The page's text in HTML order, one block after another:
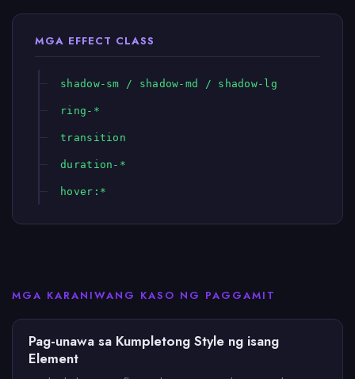
MGA EFFECT CLASS
shadow-sm / shadow-md / shadow-lg
ring-*
transition
duration-*
hover:*
MGA KARANIWANG KASO NG PAGGAMIT
Pag-unawa sa Kumpletong Style ng isang
Element